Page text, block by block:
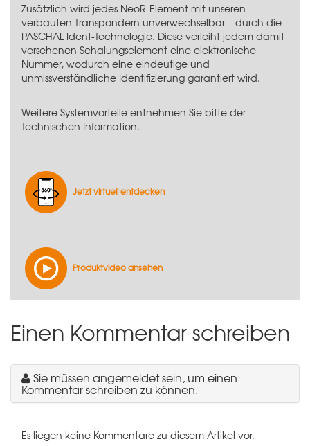
Zusätzlich wird jedes NeoR-Element mit unseren
verbauten Transpondern unverwechselbar – durch die
PASCHAL Ident-Technologie. Diese verleiht jedem damit
versehenen Schalungselement eine elektronische
Nummer, wodurch eine eindeutige und
unmissverständliche Identifizierung garantiert wird.
Weitere Systemvorteile entnehmen Sie bitte der
Technischen Information.
Jetzt virtuell entdecken
Produktvideo ansehen
Einen Kommentar schreiben
Sie müssen angemeldet sein, um einen
Kommentar schreiben zu können.
Es liegen keine Kommentare zu diesem Artikel vor.